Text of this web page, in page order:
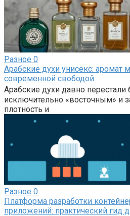
Разное 0
Арабские духи унисекс: аромат
современной свободой
Арабские духи давно перестали
исключительно «восточным» и
плотность и
Разное 0
Платформа разработки
приложений: практический гид